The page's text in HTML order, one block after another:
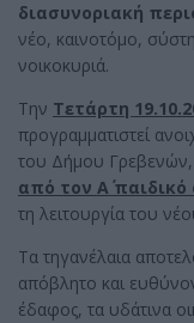
διασυνοριακή
νέο, καινοτόμο,
νοικοκυριά.
Την Τετάρτη
προγραμματιστεί
του Δήμου Γρεβενών,
από τον Α΄
τη λειτουργία του
Τα τηγανέλαια
απόβλητο και
έδαφος, τα υδάτινα